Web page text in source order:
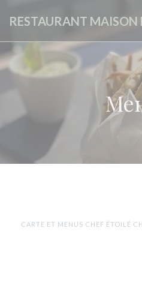
RESTAURANT MAISON
CARTE ET MENUS CHEF ÉTOILÉ